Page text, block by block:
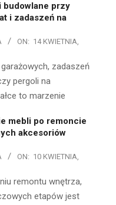
budowlane przy
i zadaszeń na
ON: 14 KWIETNIA,
zadaszeń
pergoli na
to marzenie
mebli po remoncie
akcesoriów
ON: 10 KWIETNIA,
remontu wnętrza,
etapów jest